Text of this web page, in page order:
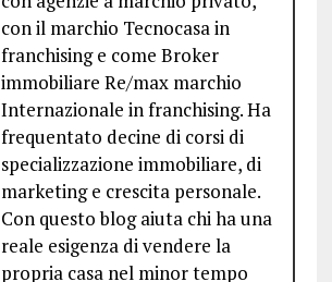
con il marchio Tecnocasa in
franchising e come Broker
immobiliare Re/max marchio
Internazionale in franchising. Ha
frequentato decine di corsi di
specializzazione immobiliare, di
marketing e crescita personale.
Con questo blog aiuta chi ha una
reale esigenza di vendere la
propria casa nel minor tempo